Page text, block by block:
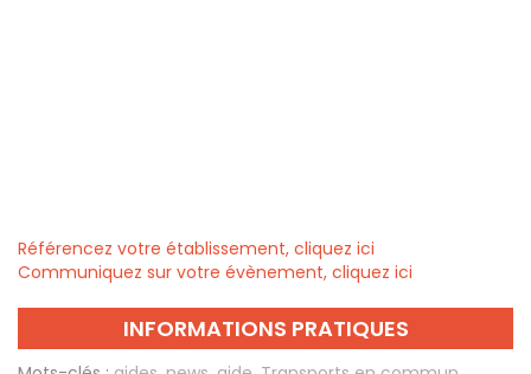
Référencez votre établissement, cliquez ici
Communiquez sur votre évènement, cliquez ici
INFORMATIONS PRATIQUES